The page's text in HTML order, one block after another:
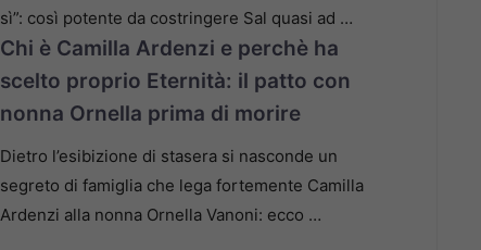
sì”: così potente da costringere Sal quasi ad …
Chi è Camilla Ardenzi e perchè ha
scelto proprio Eternità: il patto con
nonna Ornella prima di morire
Dietro l’esibizione di stasera si nasconde un
segreto di famiglia che lega fortemente Camilla
Ardenzi alla nonna Ornella Vanoni: ecco …